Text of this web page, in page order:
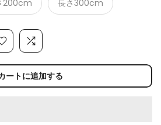
200cm 長さ300cm
ートに追加する